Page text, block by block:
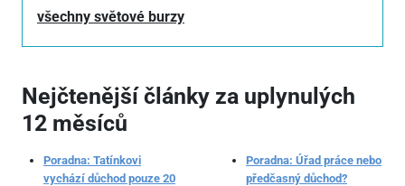
všechny světové burzy
Nejčtenější články za uplynulých
12 měsíců
Poradna: Tatínkovi
vychází důchod pouze 20
Poradna: Úřad práce nebo
předčasný důchod?